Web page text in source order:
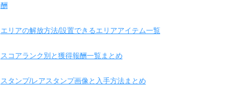
酬
エリアの解放方法/設置できるエリアアイテム一覧
スコアランク別と獲得報酬一覧まとめ
スタンプ/レアスタンプ画像と入手方法まとめ